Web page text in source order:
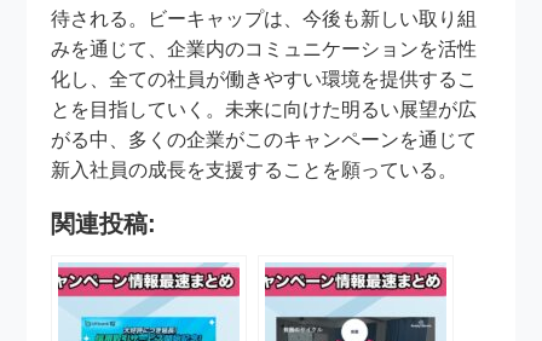
待される。ビーキャップは、今後も新しい取り組
みを通じて、企業内のコミュニケーションを活性
化し、全ての社員が働きやすい環境を提供するこ
とを目指していく。未来に向けた明るい展望が広
がる中、多くの企業がこのキャンペーンを通じて
新入社員の成長を支援することを願っている。
関連投稿: